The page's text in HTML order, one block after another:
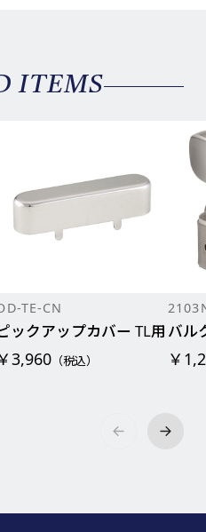
ITEMS
TE-CN
ックアップカバー TL用
3,960 （税込）
バル
￥